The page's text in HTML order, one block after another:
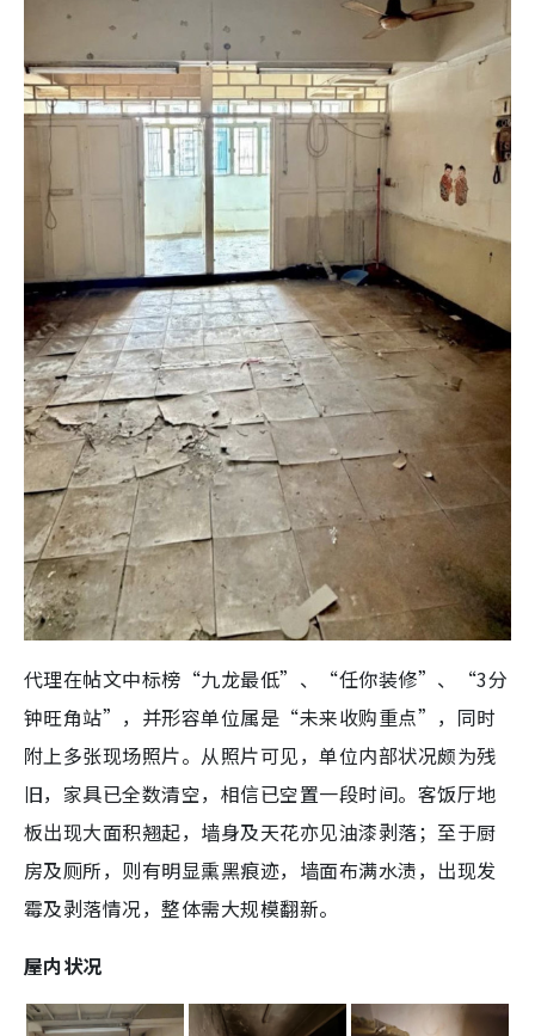
代理在帖文中标榜“九龙最低”、“任你装修”、“3分
钟旺角站”，并形容单位属是“未来收购重点”，同时
附上多张现场照片。从照片可见，单位内部状况颇为残
旧，家具已全数清空，相信已空置一段时间。客饭厅地
板出现大面积翘起，墙身及天花亦见油漆剥落；至于厨
房及厕所，则有明显熏黑痕迹，墙面布满水渍，出现发
霉及剥落情况，整体需大规模翻新。
屋内状况